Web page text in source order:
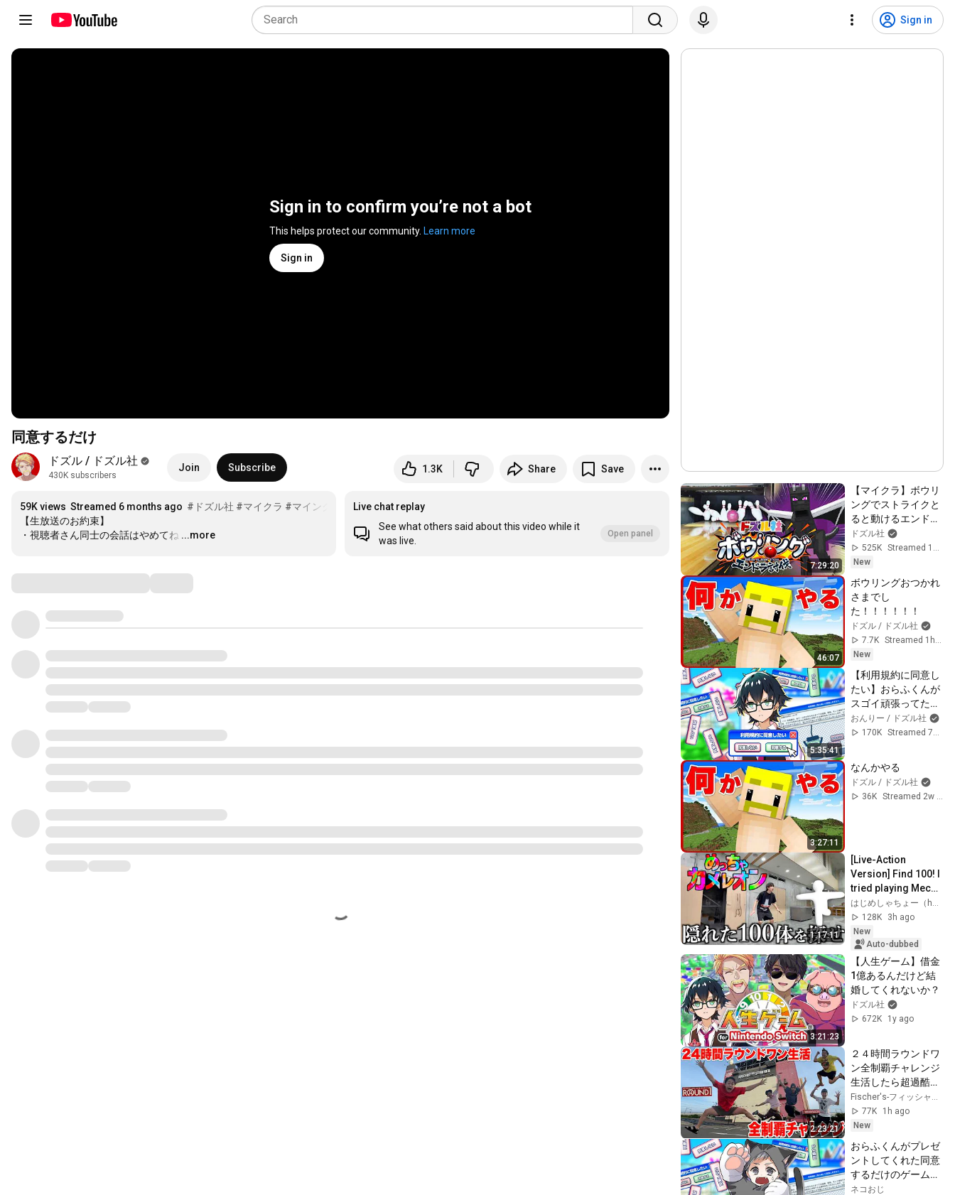
Sign in
Sign in to confirm you’re not a bot
This helps protect our community. Learn more
Sign in
同意するだけ
ドズル / ドズル社
430K subscribers
Join Subscribe 1.3K Share Save
59K views Streamed 6 months ago #ドズル社 #マイクラ #マインクラフト
【生放送のお約束】
・視聴者さん同士の会話はやめてね …
...more
Live chat replay
See what others said about this video while it
was live.
Open panel
7:29:20
【マイクラ】ボウリ
ングでストライクと
ると動けるエンドラ
討伐【ドズル社生放
送】
ドズル社
525K
Streamed 18h ago
New
46:07
ボウリングおつかれ
さまでし
た！！！！！！
ドズル / ドズル社
7.7K
Streamed 1h ago
New
5:35:41
【利用規約に同意し
たい】おらふくんが
スゴイ頑張ってたゲ
ーム
おんりー / ドズル社
170K
Streamed 7mo ago
3:27:11
なんかやる
ドズル / ドズル社
36K
1:17:11
[Live-Action
Version] Find 100! I
tried playing Mecha
Chameleon at
home.
128K
3h ago
New
Auto-dubbed
3:21:23
【人生ゲーム】借金
1億あるんだけど結
婚してくれないか？
ドズル社
672K
1y ago
2:23:21
２４時間ラウンドワ
ン全制覇チャレンジ
生活したら超過酷を
超えて奇跡連発で最
強の1日になった
www
77K
1h ago
New
おらふくんがプレゼ
ントしてくれた同意
するだけのゲームや
るわ【利用規約に同
ネコおじ